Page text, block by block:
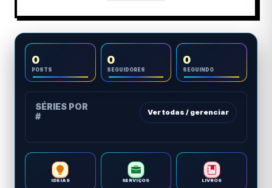
0
POSTS
0
SEGUIDORES
0
SEGUINDO
SÉRIES POR
#
Ver todas / gerenciar
IDEIAS SERVIÇOS LIVROS